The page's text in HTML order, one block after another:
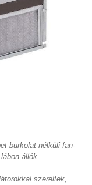
burkolat nélküli fan-
állók.
szereltek,